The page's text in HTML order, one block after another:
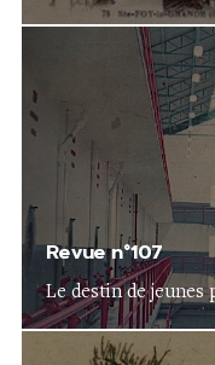
Revue n°107
Le destin de jeunes